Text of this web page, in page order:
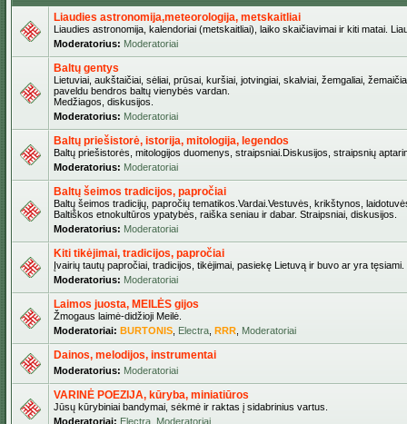
Liaudies astronomija,meteorologija, metskaitliai
Liaudies astronomija, kalendoriai (metskaitliai), laiko skaičiavimai ir kiti matai.
Moderatorius: Moderatoriai
Baltų gentys
Lietuviai, aukštaičiai, sėliai, prūsai, kuršiai, jotvingiai, skalviai, žemgaliai,
paveldu bendros baltų vienybės vardan.
Medžiagos, diskusijos.
Moderatorius: Moderatoriai
Baltų priešistorė, istorija, mitologija, legendos
Baltų priešistorės, mitologijos duomenys, straipsniai.Diskusijos, straipsnių
Moderatorius: Moderatoriai
Baltų šeimos tradicijos, papročiai
Baltų šeimos tradicijų, papročių tematikos.Vardai.Vestuvės, krikštynos,
Baltiškos etnokultūros ypatybės, raiška seniau ir dabar. Straipsniai, diskusijos.
Moderatorius: Moderatoriai
Kiti tikėjimai, tradicijos, papročiai
Įvairių tautų papročiai, tradicijos, tikėjimai, pasiekę Lietuvą ir buvo ar yra tęsiami.
Moderatorius: Moderatoriai
Laimos juosta, MEILĖS gijos
Žmogaus laimė-didžioji Meilė.
Moderatoriai: BURTONIS Electra RRR Moderatoriai
Dainos, melodijos, instrumentai
Moderatorius: Moderatoriai
VARINĖ POEZIJA, kūryba, miniatiūros
Jūsų kūrybiniai bandymai, sėkmė ir raktas į sidabrinius vartus.
Moderatoriai: Electra Moderatoriai